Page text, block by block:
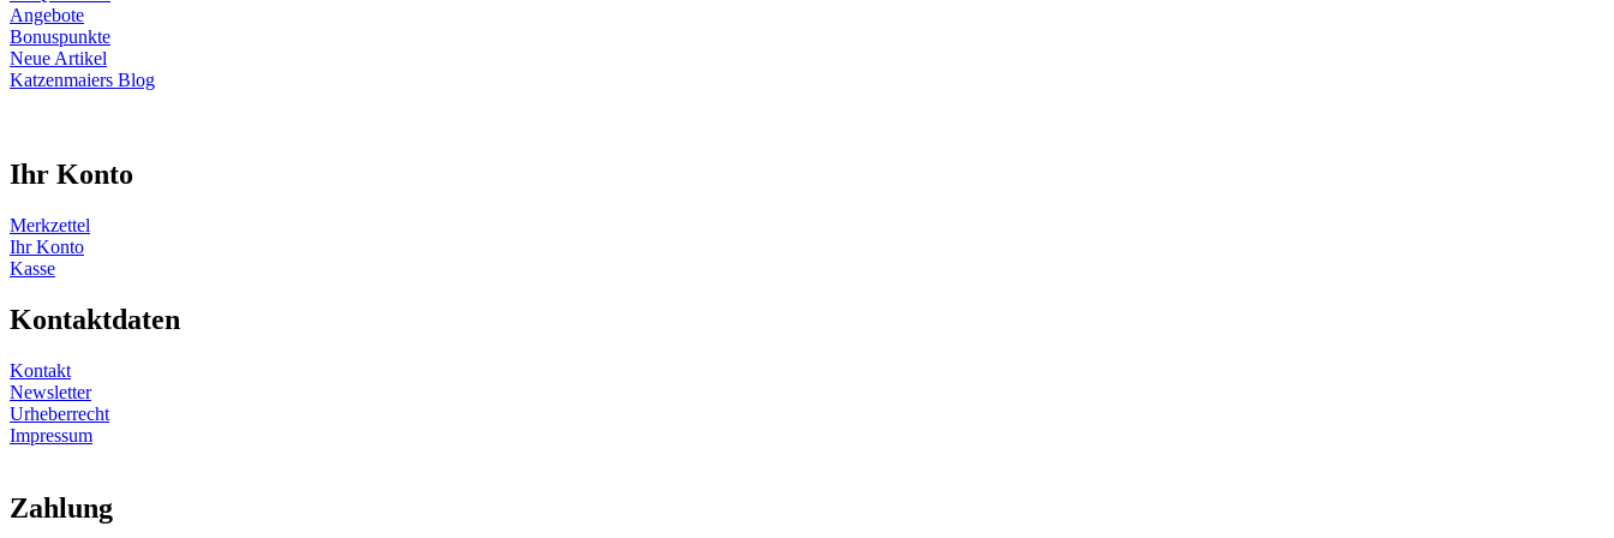
Angebote
Bonuspunkte
Neue Artikel
Katzenmaiers Blog
Ihr Konto
Merkzettel
Ihr Konto
Kasse
Kontaktdaten
Kontakt
Newsletter
Urheberrecht
Impressum
Zahlung